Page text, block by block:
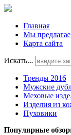
Главная
Мы
Карта сайта
Искать...
Тренды 2016
Мужские
Меховые
Изделия из
Пуховики
Популярные